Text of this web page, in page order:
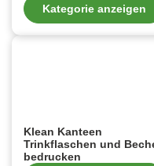
Kategorie anzeigen
Klean Kanteen
Trinkflaschen und
bedrucken